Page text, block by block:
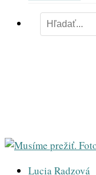
Lucia Radzová